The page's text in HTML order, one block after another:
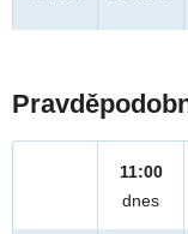
11:00
dnes